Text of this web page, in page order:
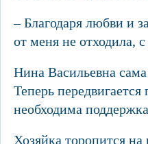
– Благодаря любви и
от меня не отходила,
Нина Васильевна
Теперь
необходима
Хозяйка торопится